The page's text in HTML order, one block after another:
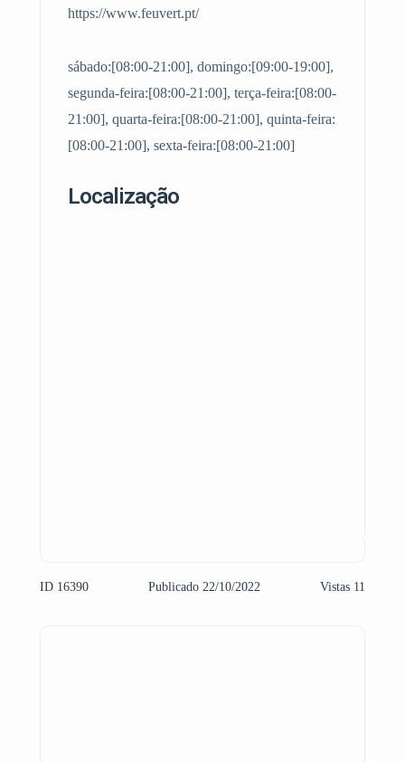
https://www.feuvert.pt/
sábado:[08:00-21:00], domingo:[09:00-19:00],
segunda-feira:[08:00-21:00], terça-feira:[08:00-
21:00], quarta-feira:[08:00-21:00], quinta-feira:
[08:00-21:00], sexta-feira:[08:00-21:00]
Localização
ID 16390 Publicado 22/10/2022 Vistas 11